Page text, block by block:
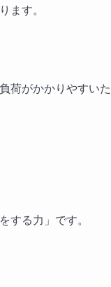
ます。
荷がかかりやすい
する力」です。